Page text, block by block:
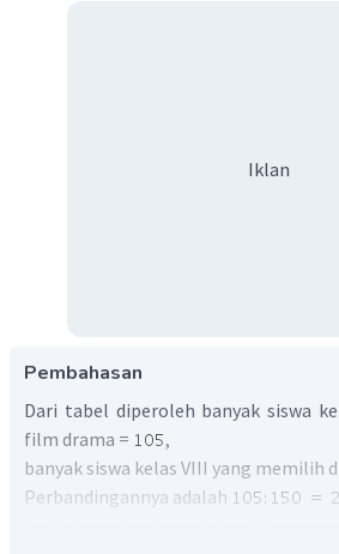
Iklan
Pembahasan
Dari tabel diperoleh banyak siswa
film drama =
,
banyak siswa kelas VIII yang memilih
Perbandingannya adalah